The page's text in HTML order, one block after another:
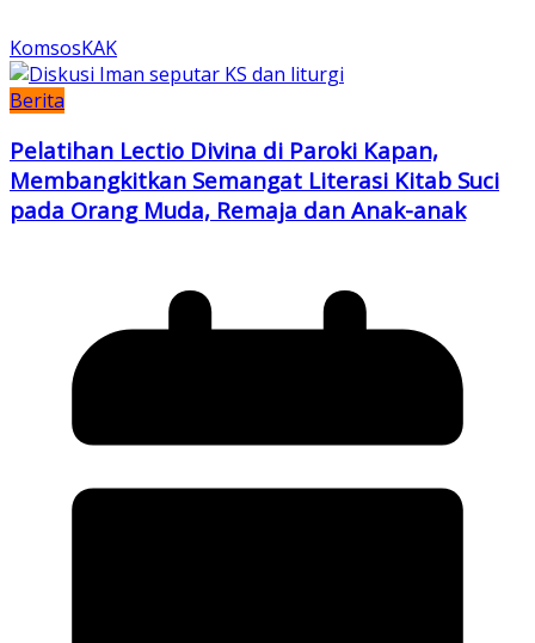
KomsosKAK
Berita
Pelatihan Lectio Divina di Paroki Kapan,
Membangkitkan Semangat Literasi Kitab Suci
pada Orang Muda, Remaja dan Anak-anak